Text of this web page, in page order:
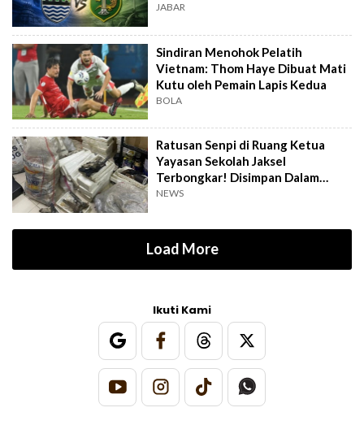
JABAR
Sindiran Menohok Pelatih
Vietnam: Thom Haye Dibuat Mati
Kutu oleh Pemain Lapis Kedua
BOLA
Ratusan Senpi di Ruang Ketua
Yayasan Sekolah Jaksel
Terbongkar! Disimpan Dalam
Karung dan Styrofoam
NEWS
Load More
Ikuti Kami